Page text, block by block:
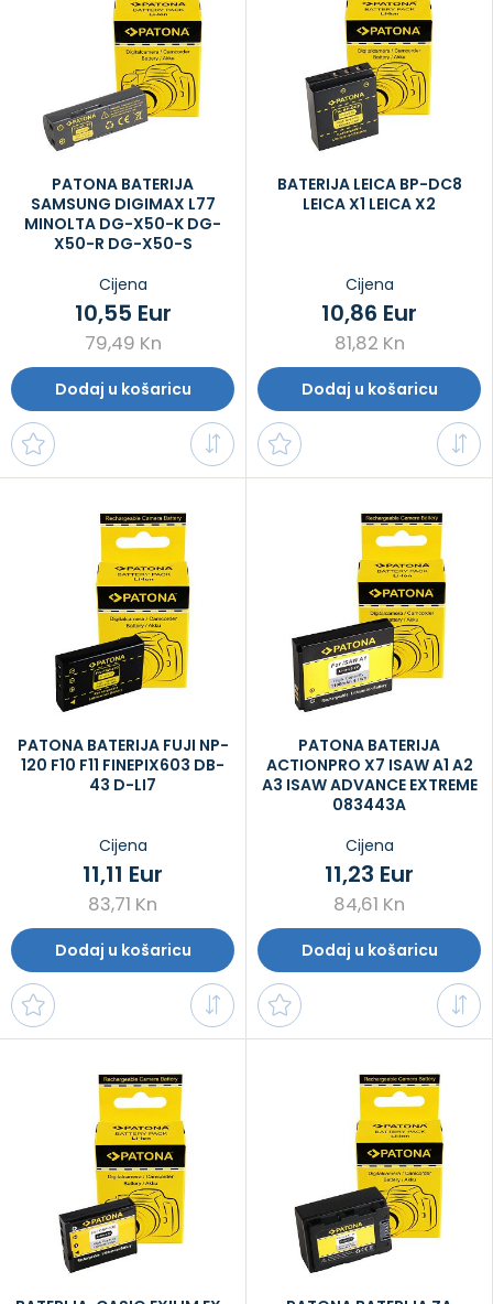
PATONA BATERIJA
SAMSUNG DIGIMAX L77
MINOLTA DG-X50-K DG-
X50-R DG-X50-S
Cijena
79,49 Kn
10,55 Eur
Dodaj u košaricu
BATERIJA LEICA BP-DC8
LEICA X1 LEICA X2
Cijena
81,82 Kn
10,86 Eur
Dodaj u košaricu
PATONA BATERIJA FUJI NP-
120 F10 F11 FINEPIX603 DB-
43 D-LI7
Cijena
83,71 Kn
11,11 Eur
Dodaj u košaricu
PATONA BATERIJA
ACTIONPRO X7 ISAW A1 A2
A3 ISAW ADVANCE EXTREME
083443A
Cijena
84,61 Kn
11,23 Eur
Dodaj u košaricu